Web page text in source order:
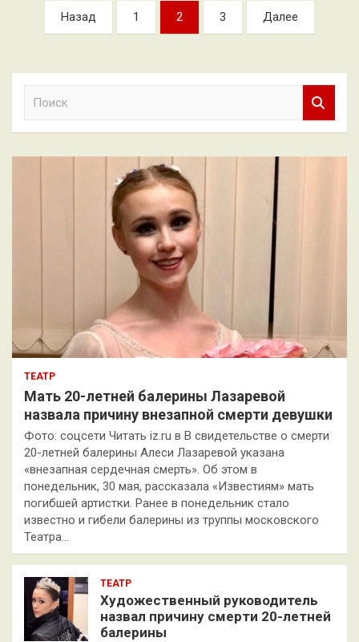
Пагинация
записей
Назад 1 2 3 Далее
к
ТЕАТР
Мать 20-летней балерины Лазаревой
назвала причину внезапной смерти девушки
Фото: соцсети Читать iz.ru в В свидетельстве о смерти
20-летней балерины Алеси Лазаревой указана
«внезапная сердечная смерть». Об этом в
понедельник, 30 мая, рассказала «Известиям» мать
погибшей артистки. Ранее в понедельник стало
известно и гибели балерины из труппы московского
Театра…
ТЕАТР
Художественный руководитель
назвал причину смерти 20-летней
балерины